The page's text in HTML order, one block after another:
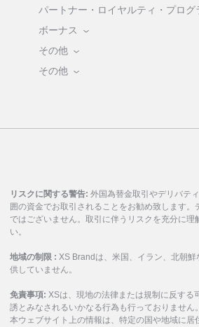
パートナー・ロイヤルティ・プログ
ボーナス
その他
その他
リスクに関する警告: 外国為替金取引やデリバテ
囲の資金でお取引されることをお勧め致します
ではございません。取引に伴うリスクを充分に
い。
地域の制限 : XS Brandは、米国、イラン、北朝
供していません。
免責事項: XSは、現地の法律または規制に反す
誘とみなされるいかなる行為も行っておりません。
本ウェブサイト上の情報は、特定の国や地域に居